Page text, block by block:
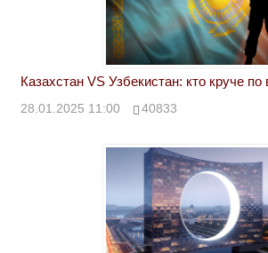
Казахстан VS Узбекистан: кто круче
28.01.2025 11:00 40833